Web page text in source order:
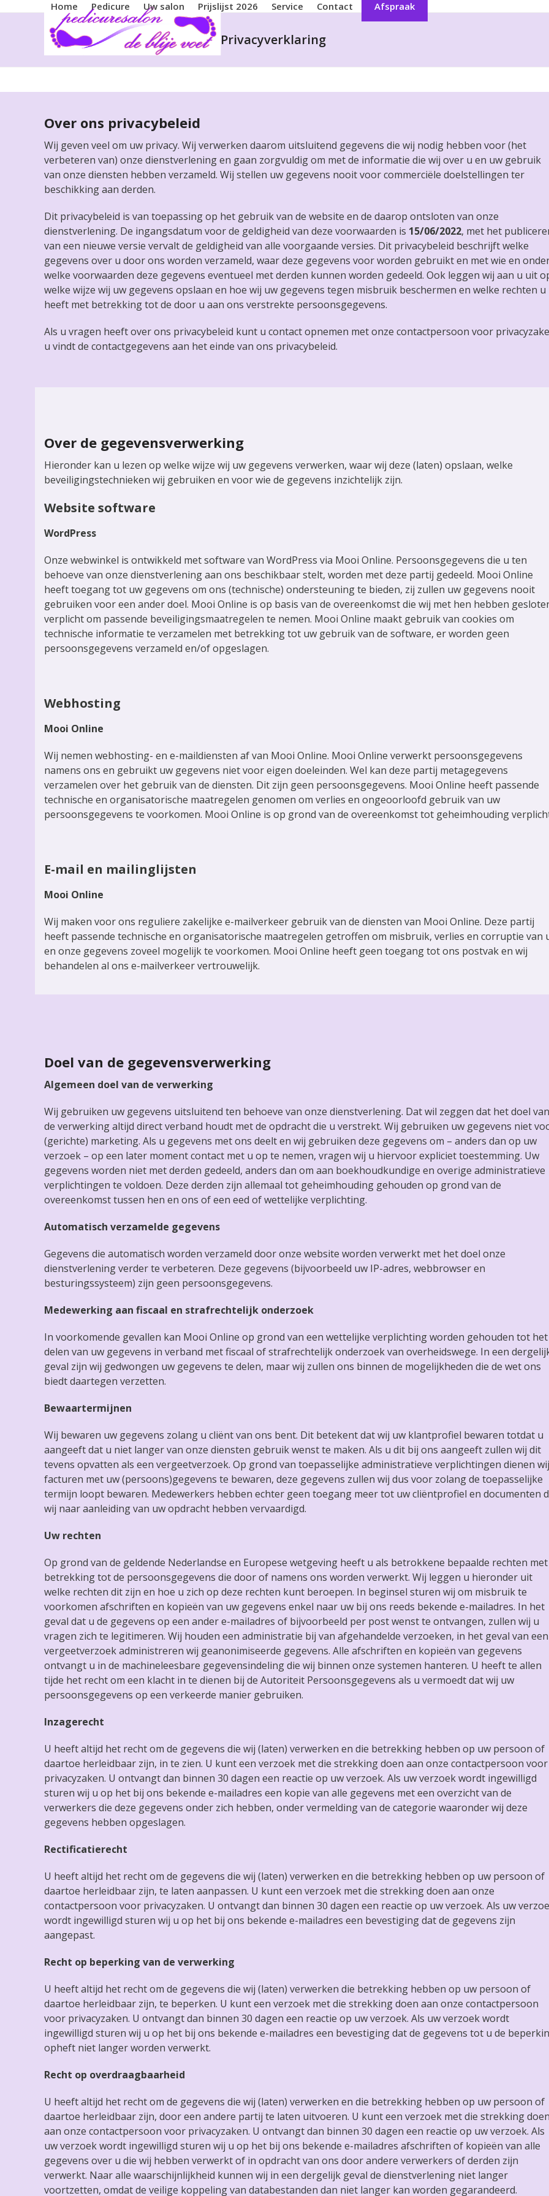
Home Pedicure Uw salon Prijslijst 2026 Service Contact Afspraak
Privacyverklaring
Over ons privacybeleid
Wij geven veel om uw privacy. Wij verwerken daarom uitsluitend gegevens die wij nodig hebben voor (het
verbeteren van) onze dienstverlening en gaan zorgvuldig om met de informatie die wij over u en uw gebruik
van onze diensten hebben verzameld. Wij stellen uw gegevens nooit voor commerciële doelstellingen ter
beschikking aan derden.
Dit privacybeleid is van toepassing op het gebruik van de website en de daarop ontsloten van onze
dienstverlening. De ingangsdatum voor de geldigheid van deze voorwaarden is 15/06/2022, met het
van een nieuwe versie vervalt de geldigheid van alle voorgaande versies. Dit privacybeleid beschrijft welke
gegevens over u door ons worden verzameld, waar deze gegevens voor worden gebruikt en met wie en
welke voorwaarden deze gegevens eventueel met derden kunnen worden gedeeld. Ook leggen wij aan u uit
welke wijze wij uw gegevens opslaan en hoe wij uw gegevens tegen misbruik beschermen en welke rechten u
heeft met betrekking tot de door u aan ons verstrekte persoonsgegevens.
Als u vragen heeft over ons privacybeleid kunt u contact opnemen met onze contactpersoon voor
u vindt de contactgegevens aan het einde van ons privacybeleid.
Over de gegevensverwerking
Hieronder kan u lezen op welke wijze wij uw gegevens verwerken, waar wij deze (laten) opslaan, welke
beveiligingstechnieken wij gebruiken en voor wie de gegevens inzichtelijk zijn.
Website software
WordPress
Onze webwinkel is ontwikkeld met software van WordPress via Mooi Online. Persoonsgegevens die u ten
behoeve van onze dienstverlening aan ons beschikbaar stelt, worden met deze partij gedeeld. Mooi Online
heeft toegang tot uw gegevens om ons (technische) ondersteuning te bieden, zij zullen uw gegevens nooit
gebruiken voor een ander doel. Mooi Online is op basis van de overeenkomst die wij met hen hebben
verplicht om passende beveiligingsmaatregelen te nemen. Mooi Online maakt gebruik van cookies om
technische informatie te verzamelen met betrekking tot uw gebruik van de software, er worden geen
persoonsgegevens verzameld en/of opgeslagen.
Webhosting
Mooi Online
Wij nemen webhosting- en e-maildiensten af van Mooi Online. Mooi Online verwerkt persoonsgegevens
namens ons en gebruikt uw gegevens niet voor eigen doeleinden. Wel kan deze partij metagegevens
verzamelen over het gebruik van de diensten. Dit zijn geen persoonsgegevens. Mooi Online heeft passende
technische en organisatorische maatregelen genomen om verlies en ongeoorloofd gebruik van uw
persoonsgegevens te voorkomen. Mooi Online is op grond van de overeenkomst tot geheimhouding
E-mail en mailinglijsten
Mooi Online
Wij maken voor ons reguliere zakelijke e-mailverkeer gebruik van de diensten van Mooi Online. Deze partij
heeft passende technische en organisatorische maatregelen getroffen om misbruik, verlies en corruptie van
en onze gegevens zoveel mogelijk te voorkomen. Mooi Online heeft geen toegang tot ons postvak en wij
behandelen al ons e-mailverkeer vertrouwelijk.
Doel van de gegevensverwerking
Algemeen doel van de verwerking
Wij gebruiken uw gegevens uitsluitend ten behoeve van onze dienstverlening. Dat wil zeggen dat het doel van
de verwerking altijd direct verband houdt met de opdracht die u verstrekt. Wij gebruiken uw gegevens niet
(gerichte) marketing. Als u gegevens met ons deelt en wij gebruiken deze gegevens om – anders dan op uw
verzoek – op een later moment contact met u op te nemen, vragen wij u hiervoor expliciet toestemming. Uw
gegevens worden niet met derden gedeeld, anders dan om aan boekhoudkundige en overige administratieve
verplichtingen te voldoen. Deze derden zijn allemaal tot geheimhouding gehouden op grond van de
overeenkomst tussen hen en ons of een eed of wettelijke verplichting.
Automatisch verzamelde gegevens
Gegevens die automatisch worden verzameld door onze website worden verwerkt met het doel onze
dienstverlening verder te verbeteren. Deze gegevens (bijvoorbeeld uw IP-adres, webbrowser en
besturingssysteem) zijn geen persoonsgegevens.
Medewerking aan fiscaal en strafrechtelijk onderzoek
In voorkomende gevallen kan Mooi Online op grond van een wettelijke verplichting worden gehouden tot het
delen van uw gegevens in verband met fiscaal of strafrechtelijk onderzoek van overheidswege. In een
geval zijn wij gedwongen uw gegevens te delen, maar wij zullen ons binnen de mogelijkheden die de wet ons
biedt daartegen verzetten.
Bewaartermijnen
Wij bewaren uw gegevens zolang u cliënt van ons bent. Dit betekent dat wij uw klantprofiel bewaren totdat u
aangeeft dat u niet langer van onze diensten gebruik wenst te maken. Als u dit bij ons aangeeft zullen wij dit
tevens opvatten als een vergeetverzoek. Op grond van toepasselijke administratieve verplichtingen dienen wij
facturen met uw (persoons)gegevens te bewaren, deze gegevens zullen wij dus voor zolang de toepasselijke
termijn loopt bewaren. Medewerkers hebben echter geen toegang meer tot uw cliëntprofiel en documenten
wij naar aanleiding van uw opdracht hebben vervaardigd.
Uw rechten
Op grond van de geldende Nederlandse en Europese wetgeving heeft u als betrokkene bepaalde rechten met
betrekking tot de persoonsgegevens die door of namens ons worden verwerkt. Wij leggen u hieronder uit
welke rechten dit zijn en hoe u zich op deze rechten kunt beroepen. In beginsel sturen wij om misbruik te
voorkomen afschriften en kopieën van uw gegevens enkel naar uw bij ons reeds bekende e-mailadres. In het
geval dat u de gegevens op een ander e-mailadres of bijvoorbeeld per post wenst te ontvangen, zullen wij u
vragen zich te legitimeren. Wij houden een administratie bij van afgehandelde verzoeken, in het geval van een
vergeetverzoek administreren wij geanonimiseerde gegevens. Alle afschriften en kopieën van gegevens
ontvangt u in de machineleesbare gegevensindeling die wij binnen onze systemen hanteren. U heeft te allen
tijde het recht om een klacht in te dienen bij de Autoriteit Persoonsgegevens als u vermoedt dat wij uw
persoonsgegevens op een verkeerde manier gebruiken.
Inzagerecht
U heeft altijd het recht om de gegevens die wij (laten) verwerken en die betrekking hebben op uw persoon of
daartoe herleidbaar zijn, in te zien. U kunt een verzoek met die strekking doen aan onze contactpersoon voor
privacyzaken. U ontvangt dan binnen 30 dagen een reactie op uw verzoek. Als uw verzoek wordt ingewilligd
sturen wij u op het bij ons bekende e-mailadres een kopie van alle gegevens met een overzicht van de
verwerkers die deze gegevens onder zich hebben, onder vermelding van de categorie waaronder wij deze
gegevens hebben opgeslagen.
Rectificatierecht
U heeft altijd het recht om de gegevens die wij (laten) verwerken en die betrekking hebben op uw persoon of
daartoe herleidbaar zijn, te laten aanpassen. U kunt een verzoek met die strekking doen aan onze
contactpersoon voor privacyzaken. U ontvangt dan binnen 30 dagen een reactie op uw verzoek. Als uw
wordt ingewilligd sturen wij u op het bij ons bekende e-mailadres een bevestiging dat de gegevens zijn
aangepast.
Recht op beperking van de verwerking
U heeft altijd het recht om de gegevens die wij (laten) verwerken die betrekking hebben op uw persoon of
daartoe herleidbaar zijn, te beperken. U kunt een verzoek met die strekking doen aan onze contactpersoon
voor privacyzaken. U ontvangt dan binnen 30 dagen een reactie op uw verzoek. Als uw verzoek wordt
ingewilligd sturen wij u op het bij ons bekende e-mailadres een bevestiging dat de gegevens tot u de
opheft niet langer worden verwerkt.
Recht op overdraagbaarheid
U heeft altijd het recht om de gegevens die wij (laten) verwerken en die betrekking hebben op uw persoon of
daartoe herleidbaar zijn, door een andere partij te laten uitvoeren. U kunt een verzoek met die strekking doen
aan onze contactpersoon voor privacyzaken. U ontvangt dan binnen 30 dagen een reactie op uw verzoek. Als
uw verzoek wordt ingewilligd sturen wij u op het bij ons bekende e-mailadres afschriften of kopieën van alle
gegevens over u die wij hebben verwerkt of in opdracht van ons door andere verwerkers of derden zijn
verwerkt. Naar alle waarschijnlijkheid kunnen wij in een dergelijk geval de dienstverlening niet langer
voortzetten, omdat de veilige koppeling van databestanden dan niet langer kan worden gegarandeerd.